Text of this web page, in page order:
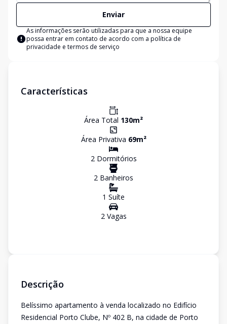
Enviar
As informações serão utilizadas para que a nossa equipe
possa entrar em contato de acordo com a política de
privacidade e termos de serviço
Características
Área Total 130m²
Área Privativa 69m²
2Dormitórios
2 Banheiros
1 Suíte
2Vagas
Descrição
Belíssimo apartamento à venda localizado no Edifício
Residencial Porto Clube, Nº 402 B, na cidade de Porto